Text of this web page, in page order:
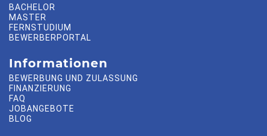
BACHELOR
MASTER
FERNSTUDIUM
BEWERBERPORTAL
Informationen
BEWERBUNG UND ZULASSUNG
FINANZIERUNG
FAQ
JOBANGEBOTE
BLOG